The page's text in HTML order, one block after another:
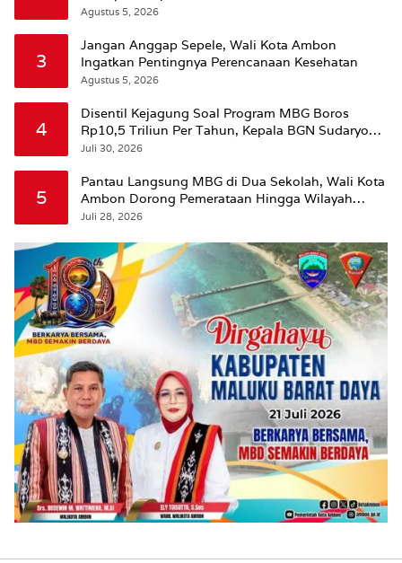
Agustus 5, 2026
3
Jangan Anggap Sepele, Wali Kota Ambon
Ingatkan Pentingnya Perencanaan Kesehatan
Agustus 5, 2026
4
Disentil Kejagung Soal Program MBG Boros
Rp10,5 Triliun Per Tahun, Kepala BGN Sudaryono
Beri Penjelasan
Juli 30, 2026
5
Pantau Langsung MBG di Dua Sekolah, Wali Kota
Ambon Dorong Pemerataan Hingga Wilayah
Leitimur Selatan
Juli 28, 2026